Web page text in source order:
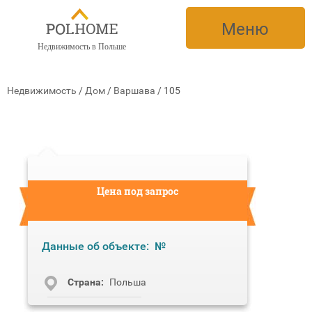
Недвижимость в Польше
Меню
Недвижимость / Дом / Варшава / 105
Цена под запрос
Данные об объекте: №
Cтрана: Польша